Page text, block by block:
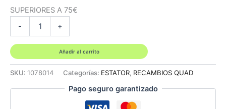
SUPERIORES A 75€
-
ELECTROSPORT
ltr
450
06-
cantidad
+
Añadir al carrito
SKU: 1078014 Categorías: ESTATOR, RECAMBIOS QUAD
Pago seguro garantizado